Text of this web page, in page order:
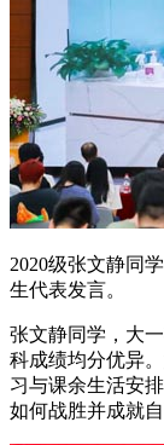
2020级张文静同
生代表发言。
张文静同学，大
科成绩均分优异
习与课余生活安
如何战胜并成就